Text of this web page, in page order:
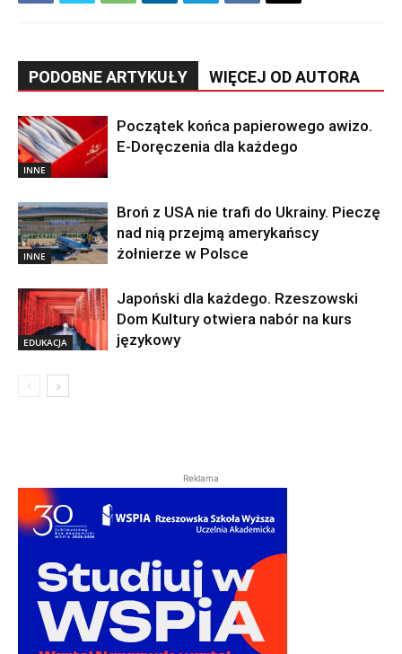
PODOBNE ARTYKUŁY WIĘCEJ OD AUTORA
INNE
Początek końca papierowego awizo.
E-Doręczenia dla każdego
INNE
Broń z USA nie trafi do Ukrainy. Pieczę
nad nią przejmą amerykańscy
żołnierze w Polsce
EDUKACJA
Japoński dla każdego. Rzeszowski
Dom Kultury otwiera nabór na kurs
językowy
Reklama